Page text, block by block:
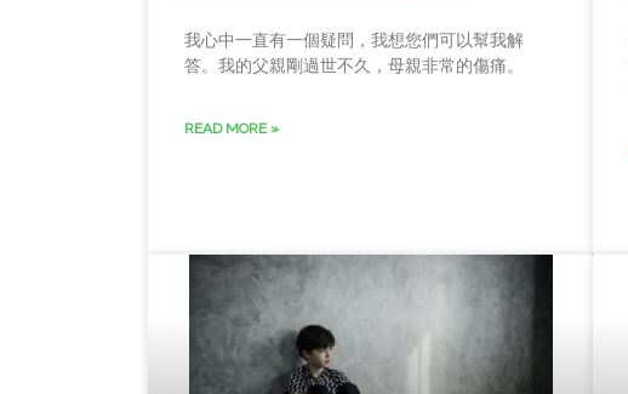
我心中一直有一個疑問，我想您們可以幫我解
答。我的父親剛過世不久，母親非常的傷痛。
READ MORE »